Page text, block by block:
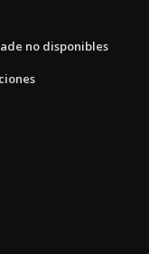
no disponibles